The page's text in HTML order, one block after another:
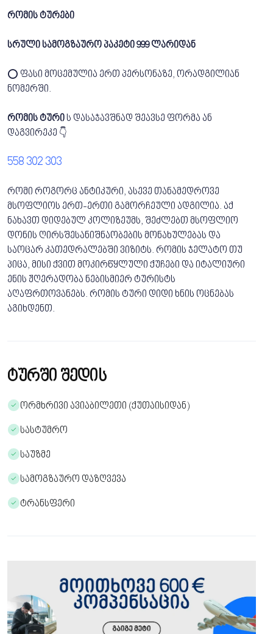
რომის ტურები
სრული სამოგზაურო პაკეტი 999 ლარიდან
⭕ ფასი მოცემულია ერთ პერსონაზე, ორადგილიან
ნომერში.
რომის ტურის დასაჯავშნად შეავსე ფორმა ან
დაგვირეკე 👇
558 302 303
რომი როგორც ანტიკური, ასევე თანამედროვე
მსოფლიოს ერთ-ერთი გამორჩეული ადგილია. აქ
ნახავთ დიდებულ კოლიზეუმს, შეძლებთ მსოფლიო
დონის ღირსშესანიშნაობების მონახულებას და
საოცარ კათედრალებში ვიზიტს. რომის ჯელატო თუ
პიცა, მისი ქვით მოკირწყლული ქუჩები და იტალიური
ენის ჟღერადობა ნებისმიერ ტურისტს
აღაფრთოვანებს. რომის ტური დიდი ხნის ოცნებას
აგიხდენთ.
ტურში შედის
ორმხრივი ავიაბილეთი (ქუთაისიდან)
სასტუმრო
საუზმე
სამოგზაურო დაზღვევა
ტრანსფერი